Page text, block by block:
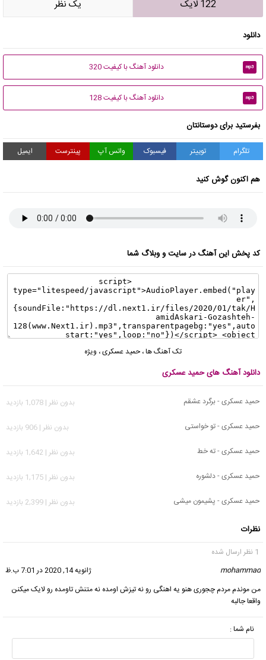
122 لایک يک نظر
دانلود
mp3 دانلود آهنگ با کیفیت 320
mp3 دانلود آهنگ با کیفیت 128
بفرستید برای دوستانتان
تلگرام توییتر فیسبوک واتس آپ پینترست ایمیل
هم اکنون گوش کنید
کد پخش این آهنگ در سایت و وبلاگ شما
تک آهنگ ها، حمید عسکری، ویژه
دانلود آهنگ های حمید عسکری
حمید عسکری - برگرد عشقم
بدون نظر | 1,078 بازدید
حمید عسکری - تو خواستی
بدون نظر | 906 بازدید
حمید عسکری - ته خط
بدون نظر | 1,642 بازدید
حمید عسکری - دلشوره
بدون نظر | 1,175 بازدید
حمید عسکری - پشیمون میشی
بدون نظر | 2,399 بازدید
نظرات
1 نظر ارسال شده
mohammad
ژانویه 14, 2020 در 7:01 ب.ظ
من موندم مردم چجوری هنو یه اهنگی رو نه تیزش اومده نه متنش تاومده رو لایک میکنن
واقعا جالبه
نام شما :